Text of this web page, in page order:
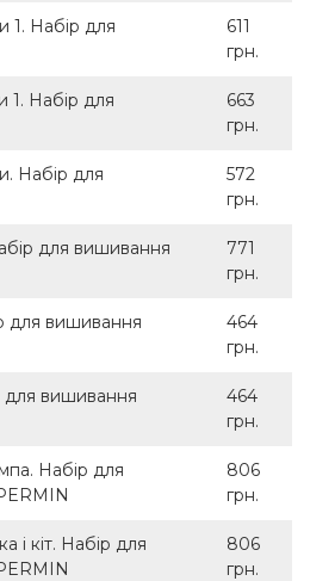
Набір для
611
грн.
Набір для
663
грн.
Набір для
572
грн.
для вишивання
771
грн.
для вишивання
464
грн.
для вишивання
464
грн.
Набір для
806
грн.
і кіт. Набір для
806
грн.